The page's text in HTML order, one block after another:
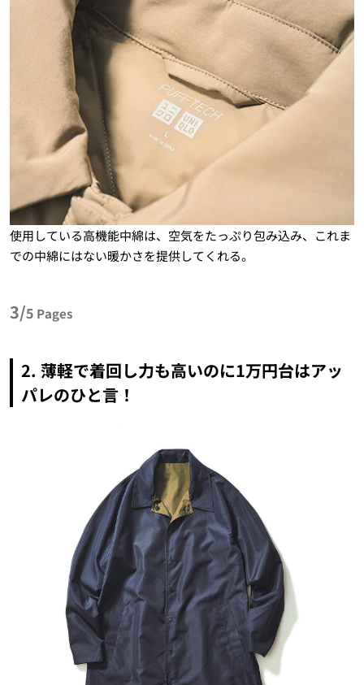
使用している高機能中綿は、空気をたっぷり包み込み、これま
での中綿にはない暖かさを提供してくれる。
3/5 Pages
2. 薄軽で着回し力も高いのに1万円台はアッ
パレのひと言！